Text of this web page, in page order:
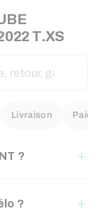
T.XS
Livraison
?
?